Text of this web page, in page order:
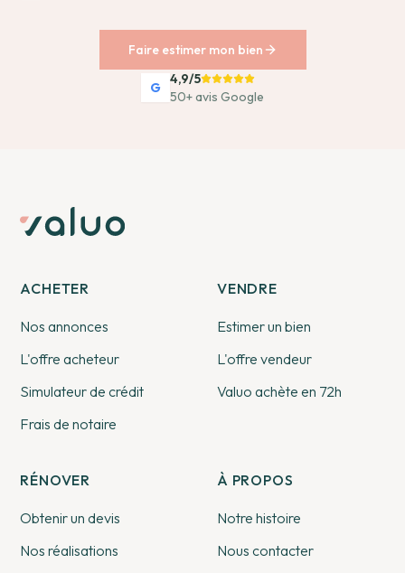
Faire estimer mon bien
G
4,9/5
50+ avis Google
ACHETER
Nos annonces
L'offre acheteur
Simulateur de crédit
Frais de notaire
VENDRE
Estimer un bien
L'offre vendeur
Valuo achète en 72h
RÉNOVER
Obtenir un devis
Nos réalisations
À PROPOS
Notre histoire
Nous contacter